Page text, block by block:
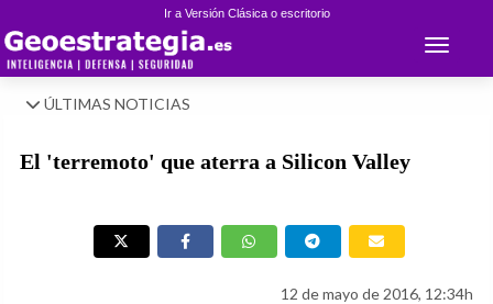
Ir a Versión Clásica o escritorio
Toggle
ÚLTIMAS NOTICIAS
El 'terremoto' que aterra a Silicon Valley
12 de mayo de 2016, 12:34h